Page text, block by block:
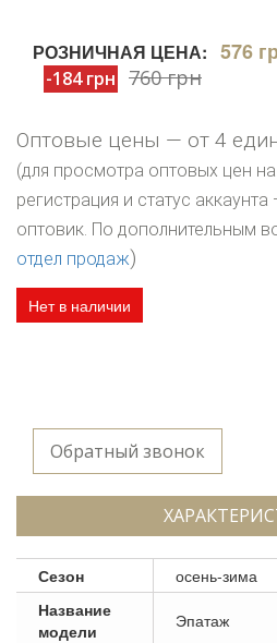
РОЗНИЧНАЯ ЦЕНА: 576
-184 грн 760 грн
Оптовые цены — от 4
(для просмотра оптовых цен на
регистрация и статус
оптовик. По дополнительным
отдел продаж)
Нет в наличии
Обратный звонок
Сезон
осень-зима
Название
модели
Эпатаж